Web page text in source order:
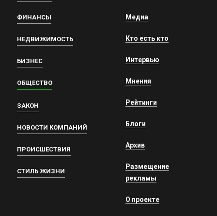
ФИНАНСЫ
НЕДВИЖИМОСТЬ
БИЗНЕС
ОБЩЕСТВО
ЗАКОН
НОВОСТИ КОМПАНИЙ
ПРОИСШЕСТВИЯ
СТИЛЬ ЖИЗНИ
Медиа
Кто есть кто
Интервью
Мнения
Рейтинги
Блоги
Архив
Размещение
рекламы
О проекте